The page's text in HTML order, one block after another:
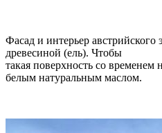
Фасад и интерьер австрийского
древесиной (ель). Чтобы
такая поверхность со временем
белым натуральным маслом.